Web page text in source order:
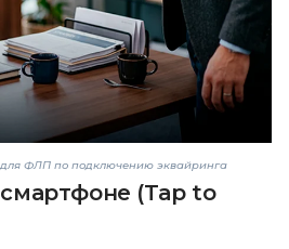
ФЛП по подключению эквайринга
(Tap to